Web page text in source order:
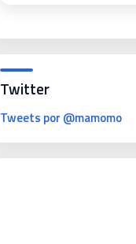
Twitter
Tweets por @mamomo